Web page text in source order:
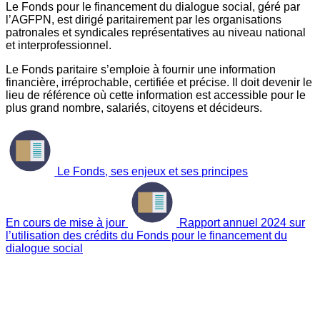
Le Fonds pour le financement du dialogue social, géré par
l’AGFPN, est dirigé paritairement par les organisations
patronales et syndicales représentatives au niveau national
et interprofessionnel.
Le Fonds paritaire s’emploie à fournir une information
financière, irréprochable, certifiée et précise. Il doit devenir le
lieu de référence où cette information est accessible pour le
plus grand nombre, salariés, citoyens et décideurs.
Le Fonds, ses enjeux et ses principes
En cours de mise à jour
Rapport annuel 2024 sur
l’utilisation des crédits du Fonds pour le financement du
dialogue social